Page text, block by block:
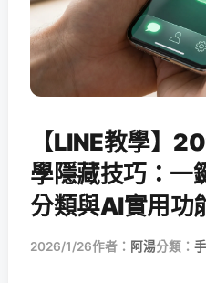
【LINE教學】
學隱藏技巧：一
分類與AI實用功
2026/1/26作者： 阿湯分類：